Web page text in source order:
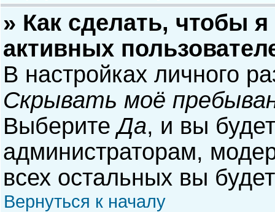
» Как сделать, чтобы
активных
В настройках личного
Скрывать моё
ВыберитеДа, и вы
администраторам,
всех остальных вы
Вернуться к началу